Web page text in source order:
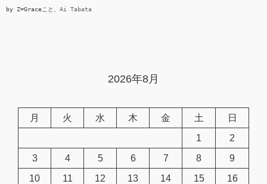
by Z=Graceこと、 Ai Tabata
2026年8月
月 火 水 木 金 土
日
1
2
3
4 5 6 7 8
9
10
11 12 13 14 15
16